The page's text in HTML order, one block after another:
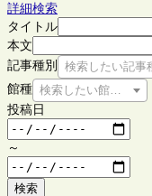
詳細検索
タイトル
本文
記事種別
検索したい記事
館種 検索したい館種を選
投稿日
～
検索